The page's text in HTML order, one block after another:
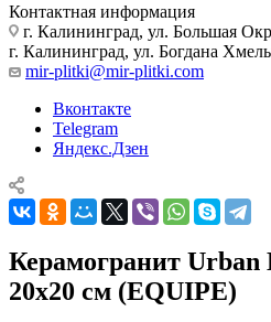
Контактная информация
г. Калининград, ул. Большая
г. Калининград, ул. Богдана
mir-plitki@mir-plitki.com
Вконтакте
Telegram
Яндекс.Дзен
Керамогранит Urban
20x20 см (EQUIPE)